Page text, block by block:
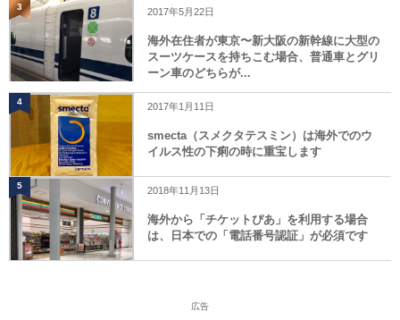
3 2017年5月22日
海外在住者が東京〜新大阪の新幹線に大型の
スーツケースを持ちこむ場合、普通車とグリ
ーン車のどちらが...
4 2017年1月11日
smecta（スメクタテスミン）は海外でのウ
イルス性の下痢の時に重宝します
5 2018年11月13日
海外から「チケットぴあ」を利用する場合
は、日本での「電話番号認証」が必須です
広告